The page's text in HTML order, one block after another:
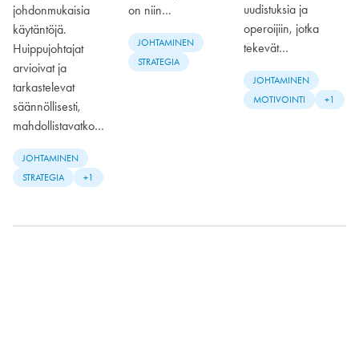
johdonmukaisia
käytäntöjä.
Huippujohtajat
arvioivat ja
tarkastelevat
säännöllisesti,
mahdollistavatko…
JOHTAMINEN
STRATEGIA
+1
on niin…
JOHTAMINEN
STRATEGIA
uudistuksia ja
operoijiin, jotka
tekevät…
JOHTAMINEN
MOTIVOINTI
+1